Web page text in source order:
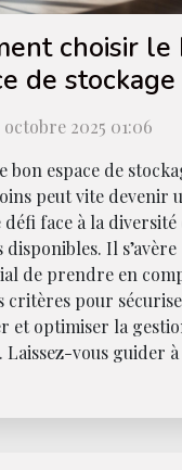
choisir le
de
?
2025 01:06
bon espace de
peut vite devenir
face à la diversité
disponibles. Il s’avère
de prendre en
critères pour
et optimiser la
Laissez-vous guider